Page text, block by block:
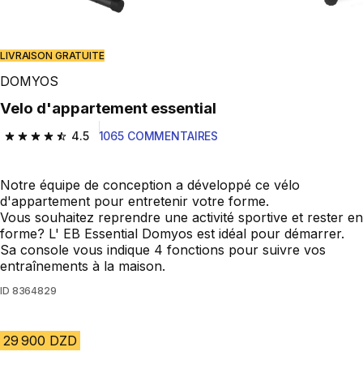
LIVRAISON GRATUITE
DOMYOS
Velo d'appartement essential
4.5
4.5 out of 5 stars from 1065 reviews
1065 COMMENTAIRES
Notre équipe de conception a développé ce vélo
d'appartement pour entretenir votre forme.
Vous souhaitez reprendre une activité sportive et rester en
forme? L' EB Essential Domyos est idéal pour démarrer.
Sa console vous indique 4 fonctions pour suivre vos
entraînements à la maison.
ID 8364829
29 900 DZD